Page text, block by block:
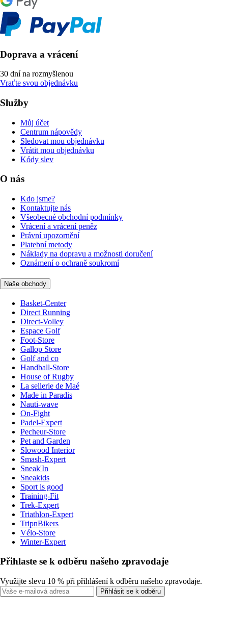
Doprava a vrácení
30 dní na rozmyšlenou
Vraťte svou objednávku
Služby
Můj účet
Centrum nápovědy
Sledovat mou objednávku
Vrátit mou objednávku
Kódy slev
O nás
Kdo jsme?
Kontaktujte nás
Všeobecné obchodní podmínky
Vrácení a vrácení peněz
Právní upozornění
Platební metody
Náklady na dopravu a možnosti doručení
Oznámení o ochraně soukromí
Naše obchody
Basket-Center
Direct Running
Direct-Volley
Espace Golf
Foot-Store
Gallop Store
Golf and co
Handball-Store
House of Rugby
La sellerie de Maé
Made in Paradis
Nauti-wave
On-Fight
Padel-Expert
Pecheur-Store
Pet and Garden
Slowood Interior
Smash-Expert
Sneak'In
Sneakids
Sport is good
Training-Fit
Trek-Expert
Triathlon-Expert
TripnBikers
Vélo-Store
Winter-Expert
Přihlaste se k odběru našeho zpravodaje
Využijte slevu 10 % při přihlášení k odběru našeho zpravodaje.
Přihlásit se k odběru